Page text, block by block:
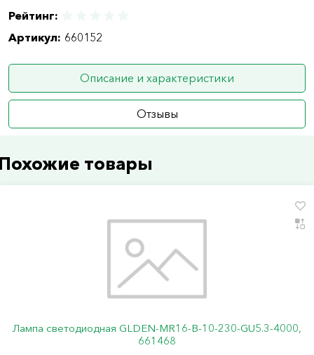
Рейтинг:
Артикул: 660152
Описание и характеристики
Отзывы
товары
Лампа светодиодная GLDEN-MR16-B-10-230-GU5.3-4000,
661468